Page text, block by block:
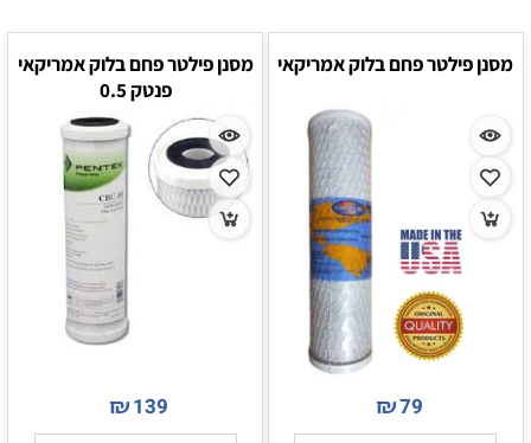
מסנן פילטר פחם בלוק אמריקאי
₪79
מסנן פילטר פחם בלוק אמריקאי
פנטק 0.5
₪139